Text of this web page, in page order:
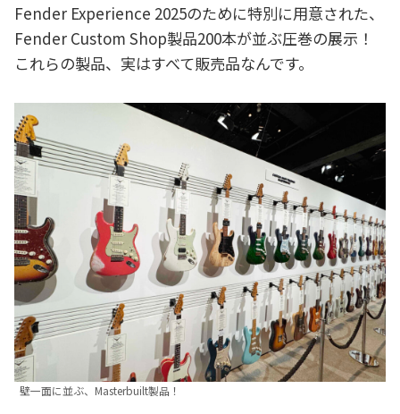
Fender Experience 2025のために特別に用意された、
Fender Custom Shop製品200本が並ぶ圧巻の展示！
これらの製品、実はすべて販売品なんです。
壁一面に並ぶ、Masterbuilt製品！